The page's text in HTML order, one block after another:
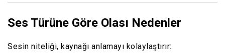
Ses Türüne Göre Olası Nedenler
Sesin niteliği, kaynağı anlamayı kolaylaştırır: